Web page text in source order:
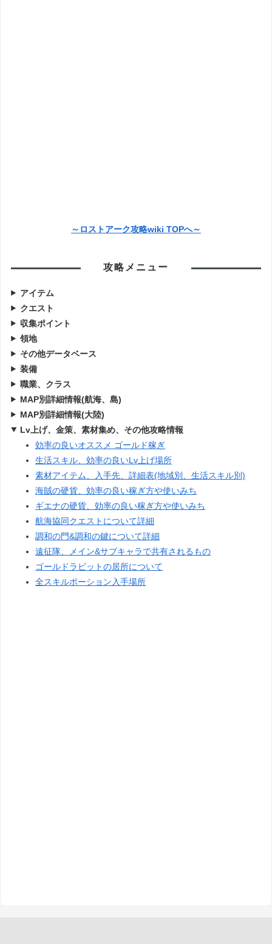
～ロストアーク攻略wiki TOPへ～
攻略メニュー
アイテム
クエスト
収集ポイント
領地
その他データベース
装備
職業、クラス
MAP別詳細情報(航海、島)
MAP別詳細情報(大陸)
Lv上げ、金策、素材集め、その他攻略情報
効率の良いオススメ ゴールド稼ぎ
生活スキル、効率の良いLv上げ場所
素材アイテム、入手先、詳細表(地域別、生活スキル別)
海賊の硬貨、効率の良い稼ぎ方や使いみち
ギエナの硬貨、効率の良い稼ぎ方や使いみち
航海協同クエストについて詳細
調和の門&調和の鍵について詳細
遠征隊、メイン&サブキャラで共有されるもの
ゴールドラビットの居所について
全スキルポーション入手場所